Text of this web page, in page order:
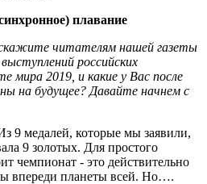
плавание
читателям нашей газеты
российских
мира 2019, и какие у Вас после
на будущее? Давайте начнем с
9 медалей, которые мы заявили,
9 золотых. Для простого
чемпионат - это действительно
впереди планеты всей. Но….